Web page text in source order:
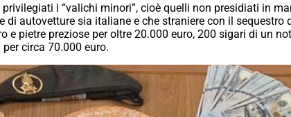
i “valichi minori”, cioè quelli non presidiati in
di autovetture sia italiane e che straniere con il
e pietre preziose per oltre 20.000 euro, 200 sigari di un
circa 70.000 euro.